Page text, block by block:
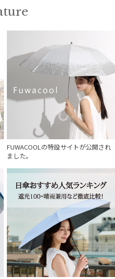
FUWACOOLの特設サイトが公開され
ました。